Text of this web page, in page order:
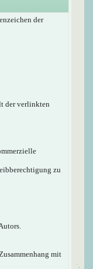
der
der verlinkten
zu
mit